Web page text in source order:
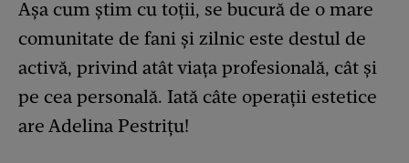
Așa cum știm cu toții, se bucură de o mare
comunitate de fani și zilnic este destul de
activă, privind atât viața profesională, cât și
pe cea personală. Iată câte operații estetice
are Adelina Pestrițu!